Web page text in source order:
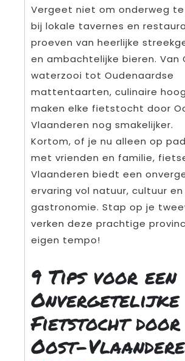
Vergeet niet om onderweg
bij lokale tavernes en
proeven van heerlijke
en ambachtelijke bieren. Van
waterzooi tot Oudenaardse
mattentaarten, culinaire
maken elke fietstocht door
Vlaanderen nog smakelijker.
Kortom, of je nu alleen op
met vrienden en familie,
Vlaanderen biedt een
ervaring vol natuur, cultuur en
gastronomie. Stap op je
verken deze prachtige
eigen tempo!
9 Tips voor een
Onvergetelijke
Fietstocht door
Oost-